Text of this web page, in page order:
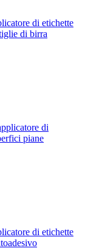
di etichette
di birra
di
piane
di etichette